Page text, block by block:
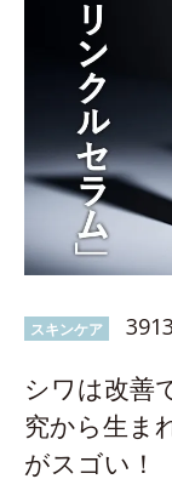
スキンケア
シワは改善
究から生ま
がスゴい！